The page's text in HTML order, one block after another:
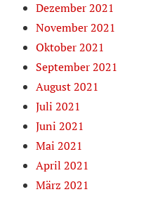
Dezember 2021
November 2021
Oktober 2021
September 2021
August 2021
Juli 2021
Juni 2021
Mai 2021
April 2021
März 2021